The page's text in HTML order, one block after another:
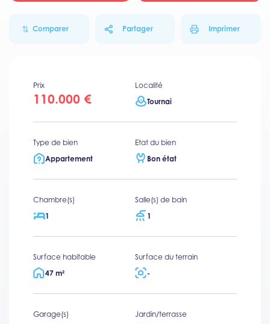
Comparer Partager Imprimer
Prix
110.000 €
Localité
Tournai
Type de bien
Appartement
Etat du bien
Bon état
Chambre(s)
1
Salle(s) de bain
1
Surface habitable
47 m²
Surface du terrain
-
Garage(s)
Jardin/terrasse